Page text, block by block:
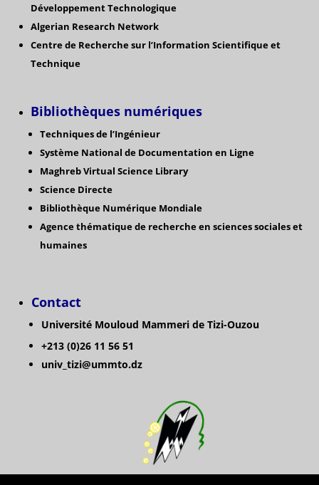
Développement Technologique
Algerian Research Network
Centre de Recherche sur l’Information Scientifique et
Technique
Bibliothèques numériques
Techniques de l’Ingénieur
Système National de Documentation en Ligne
Maghreb Virtual Science Library
Science Directe
Bibliothèque Numérique Mondiale
Agence thématique de recherche en sciences sociales et
humaines
Contact
Université Mouloud Mammeri de Tizi-Ouzou
+213 (0)26 11 56 51
univ_tizi@ummto.dz